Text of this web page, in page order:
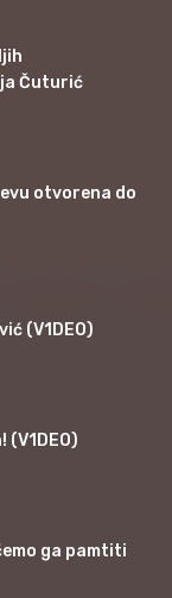
Čuturić
otvorena do
(V1DEO)
(V1DEO)
ga pamtiti